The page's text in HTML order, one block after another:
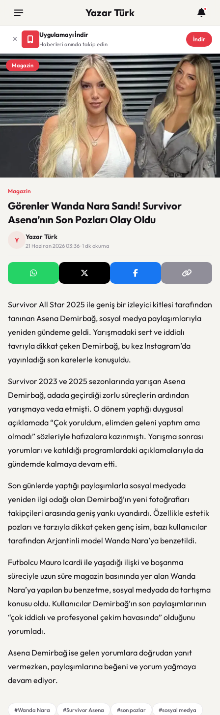
Yazar Türk
Uygulamayı İndir
Haberleri anında takip edin
İndir
Magazin
Magazin
Görenler Wanda Nara Sandı! Survivor
Asena’nın Son Pozları Olay Oldu
Y Yazar Türk
21 Haziran 2026 03:36 · 1 dk okuma
Survivor All Star 2025 ile geniş bir izleyici kitlesi tarafından
tanınan Asena Demirbağ, sosyal medya paylaşımlarıyla
yeniden gündeme geldi. Yarışmadaki sert ve iddialı
tavrıyla dikkat çeken Demirbağ, bu kez Instagram’da
yayınladığı son karelerle konuşuldu.
Survivor 2023 ve 2025 sezonlarında yarışan Asena
Demirbağ, adada geçirdiği zorlu süreçlerin ardından
yarışmaya veda etmişti. O dönem yaptığı duygusal
açıklamada “Çok yoruldum, elimden geleni yaptım ama
olmadı” sözleriyle hafızalara kazınmıştı. Yarışma sonrası
yorumları ve katıldığı programlardaki açıklamalarıyla da
gündemde kalmaya devam etti.
Son günlerde yaptığı paylaşımlarla sosyal medyada
yeniden ilgi odağı olan Demirbağ’ın yeni fotoğrafları
takipçileri arasında geniş yankı uyandırdı. Özellikle estetik
pozları ve tarzıyla dikkat çeken genç isim, bazı kullanıcılar
tarafından Arjantinli model Wanda Nara’ya benzetildi.
Futbolcu Mauro Icardi ile yaşadığı ilişki ve boşanma
süreciyle uzun süre magazin basınında yer alan Wanda
Nara’ya yapılan bu benzetme, sosyal medyada da tartışma
konusu oldu. Kullanıcılar Demirbağ’ın son paylaşımlarının
“çok iddialı ve profesyonel çekim havasında” olduğunu
yorumladı.
Asena Demirbağ ise gelen yorumlara doğrudan yanıt
vermezken, paylaşımlarına beğeni ve yorum yağmaya
devam ediyor.
#Wanda Nara #Survivor Asena #son pozlar
#sosyal medya